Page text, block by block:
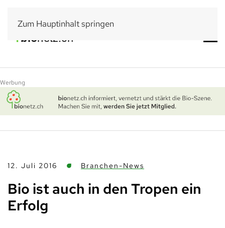
Zum Hauptinhalt springen
Werbung
12. Juli 2016 Branchen-News
Bio ist auch in den Tropen ein
Erfolg